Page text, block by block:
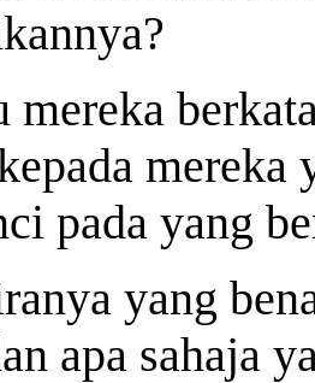
mereka
mereka
pada yang
yang
apa sahaja